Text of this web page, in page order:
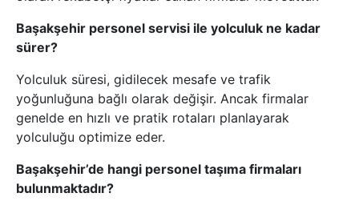
Başakşehir personel servisi ile yolculuk ne kadar
sürer?
Yolculuk süresi, gidilecek mesafe ve trafik
yoğunluğuna bağlı olarak değişir. Ancak firmalar
genelde en hızlı ve pratik rotaları planlayarak
yolculuğu optimize eder.
Başakşehir’de hangi personel taşıma firmaları
bulunmaktadır?